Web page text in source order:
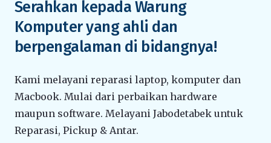
Serahkan kepada Warung
Komputer yang ahli dan
berpengalaman di bidangnya!
Kami melayani reparasi laptop, komputer dan
Macbook. Mulai dari perbaikan hardware
maupun software. Melayani Jabodetabek untuk
Reparasi, Pickup & Antar.